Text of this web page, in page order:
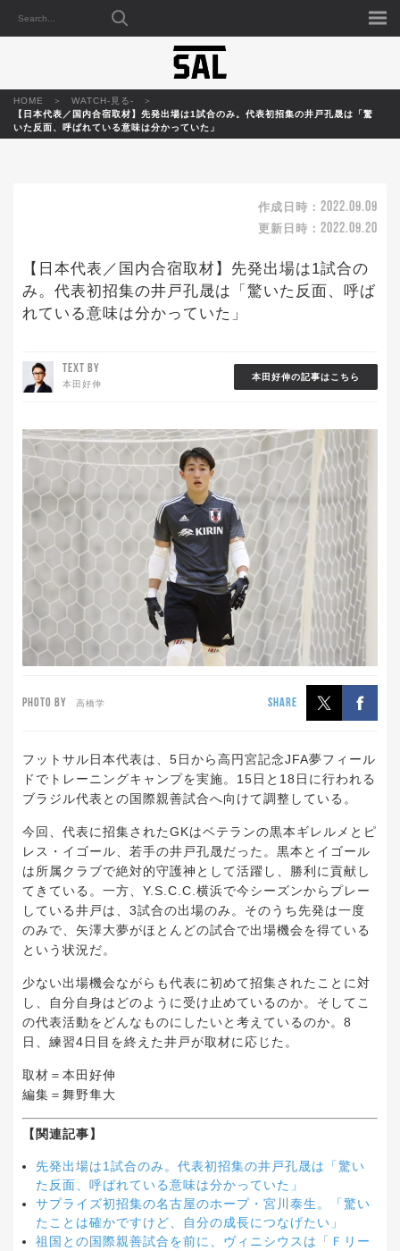
HOME
WATCH-見る-
【日本代表／国内合宿取材】先発出場は1試合のみ。代表初招集の井戸孔晟は「驚
いた反面、呼ばれている意味は分かっていた」
作成日時： 2022.09.09
更新日時： 2022.09.20
【日本代表／国内合宿取材】先発出場は1試合の
み。代表初招集の井戸孔晟は「驚いた反面、呼ば
れている意味は分かっていた」
TEXT BY
本田好伸
本田好伸の記事はこちら
PHOTO BY 高橋学 SHARE
フットサル日本代表は、5日から高円宮記念JFA夢フィール
ドでトレーニングキャンプを実施。15日と18日に行われる
ブラジル代表との国際親善試合へ向けて調整している。
今回、代表に招集されたGKはベテランの黒本ギレルメとピ
レス・イゴール、若手の井戸孔晟だった。黒本とイゴール
は所属クラブで絶対的守護神として活躍し、勝利に貢献し
てきている。一方、Y.S.C.C.横浜で今シーズンからプレー
している井戸は、3試合の出場のみ。そのうち先発は一度
のみで、矢澤大夢がほとんどの試合で出場機会を得ている
という状況だ。
少ない出場機会ながらも代表に初めて招集されたことに対
し、自分自身はどのように受け止めているのか。そしてこ
の代表活動をどんなものにしたいと考えているのか。8
日、練習4日目を終えた井戸が取材に応じた。
取材＝本田好伸
編集＝舞野隼大
【関連記事】
先発出場は1試合のみ。代表初招集の井戸孔晟は「驚い
た反面、呼ばれている意味は分かっていた」
サプライズ初招集の名古屋のホープ・宮川泰生。「驚い
たことは確かですけど、自分の成長につなげたい」
祖国との国際親善試合を前に、ヴィニシウスは「Ｆリー